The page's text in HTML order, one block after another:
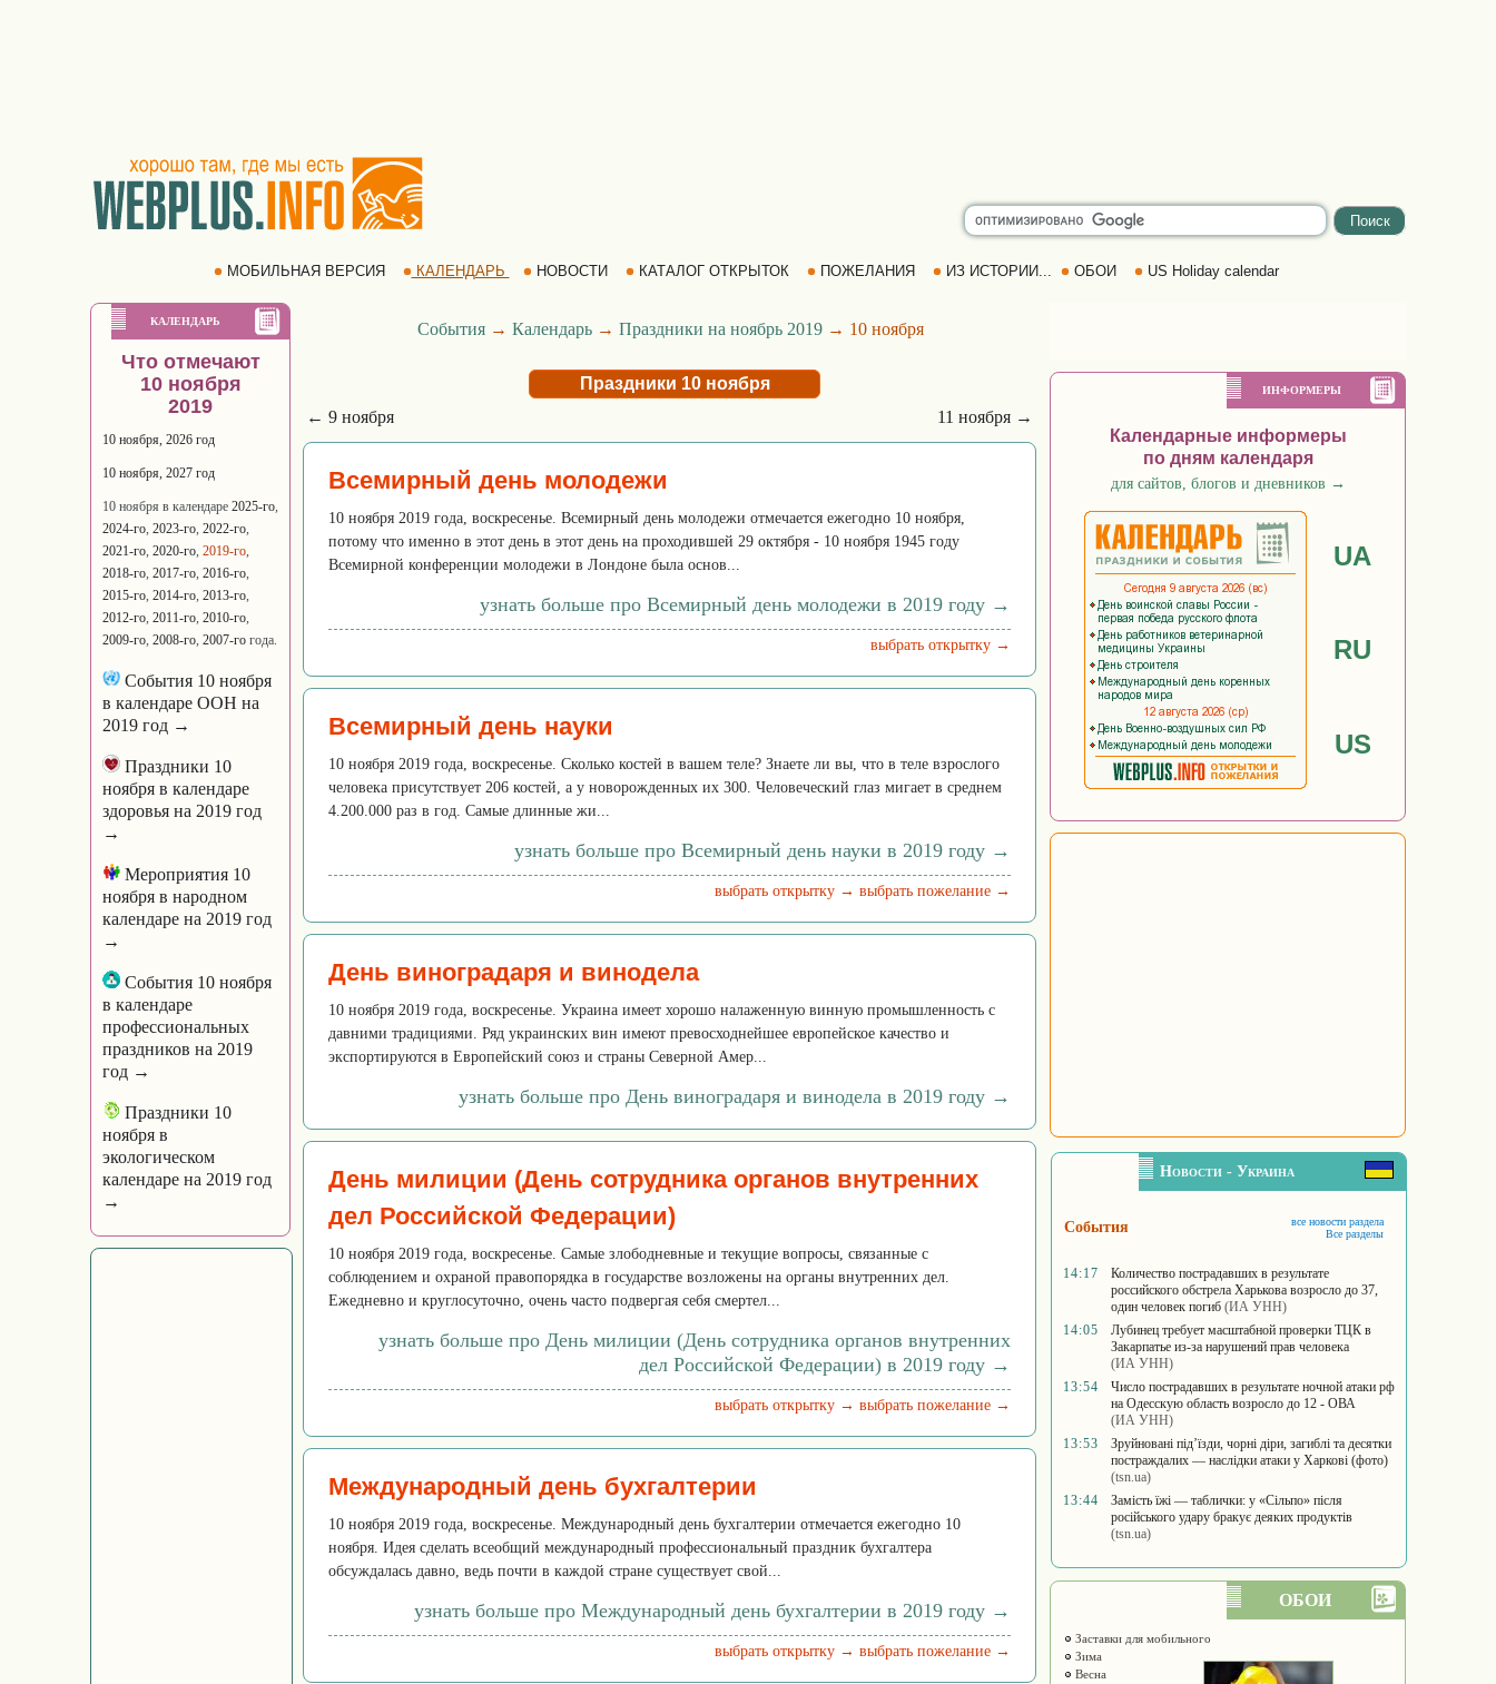
МОБИЛЬНАЯ ВЕРСИЯ КАЛЕНДАРЬ НОВОСТИ КАТАЛОГ ОТКРЫТОК ПОЖЕЛАНИЯ ИЗ ИСТОРИИ... ОБОИ US Holiday calendar
КАЛЕНДАРЬ
Что отмечают
10 ноября
2019
10 ноября, 2026 год
10 ноября, 2027 год
10 ноября в календаре 2025-го,
2024-го, 2023-го, 2022-го,
2021-го, 2020-го, 2019-го,
2018-го, 2017-го, 2016-го,
2015-го, 2014-го, 2013-го,
2012-го, 2011-го, 2010-го,
2009-го, 2008-го, 2007-го года.
События 10 ноября
в календаре ООН на
2019 год →
Праздники 10
ноября в календаре
здоровья на 2019 год
→
Мероприятия 10
ноября в народном
календаре на 2019 год
→
События 10 ноября
в календаре
профессиональных
праздников на 2019
год →
Праздники 10
ноября в
экологическом
календаре на 2019 год
→
События→ Календарь→ Праздники на ноябрь 2019→ 10 ноября
Праздники 10 ноября
← 9 ноября
11 ноября →
Всемирный день молодежи
10 ноября 2019 года, воскресенье. Всемирный день молодежи отмечается ежегодно 10 ноября,
потому что именно в этот день в этот день на проходившей 29 октября - 10 ноября 1945 году
Всемирной конференции молодежи в Лондоне была основ...
узнать больше про Всемирный день молодежи в 2019 году →
выбрать открытку →
Всемирный день науки
10 ноября 2019 года, воскресенье. Сколько костей в вашем теле? Знаете ли вы, что в теле взрослого
человека присутствует 206 костей, а у новорожденных их 300. Человеческий глаз мигает в среднем
4.200.000 раз в год. Самые длинные жи...
узнать больше про Всемирный день науки в 2019 году →
выбрать открытку → выбрать пожелание →
День виноградаря и винодела
10 ноября 2019 года, воскресенье. Украина имеет хорошо налаженную винную промышленность с
давними традициями. Ряд украинских вин имеют превосходнейшее европейское качество и
экспортируются в Европейский союз и страны Северной Амер...
узнать больше про День виноградаря и винодела в 2019 году →
День милиции (День сотрудника органов внутренних
дел Российской Федерации)
10 ноября 2019 года, воскресенье. Самые злободневные и текущие вопросы, связанные с
соблюдением и охраной правопорядка в государстве возложены на органы внутренних дел.
Ежедневно и круглосуточно, очень часто подвергая себя смертел...
узнать больше про День милиции (День сотрудника органов внутренних
дел Российской Федерации) в 2019 году →
выбрать открытку → выбрать пожелание →
Международный день бухгалтерии
10 ноября 2019 года, воскресенье. Международный день бухгалтерии отмечается ежегодно 10
ноября. Идея сделать всеобщий международный профессиональный праздник бухгалтера
обсуждалась давно, ведь почти в каждой стране существует свой...
узнать больше про Международный день бухгалтерии в 2019 году →
выбрать открытку → выбрать пожелание →
ИНФОРМЕРЫ
Календарные информеры
по дням календаря
для сайтов, блогов и дневников →
UA
RU
US
Новости - Украина
События
все новости раздела
Все разделы
14:17
Количество пострадавших в результате
российского обстрела Харькова возросло до 37,
один человек погиб (ИА УНН)
14:05
Лубинец требует масштабной проверки ТЦК в
Закарпатье из-за нарушений прав человека
(ИА УНН)
13:54
Число пострадавших в результате ночной атаки рф
на Одесскую область возросло до 12 - ОВА
(ИА УНН)
13:53
Зруйновані під’їзди, чорні діри, загиблі та десятки
постраждалих — наслідки атаки у Харкові (фото)
(tsn.ua)
13:44
Замість їжі — таблички: у «Сільпо» після
російського удару бракує деяких продуктів
(tsn.ua)
ОБОИ
Заставки для мобильного
Зима
Весна